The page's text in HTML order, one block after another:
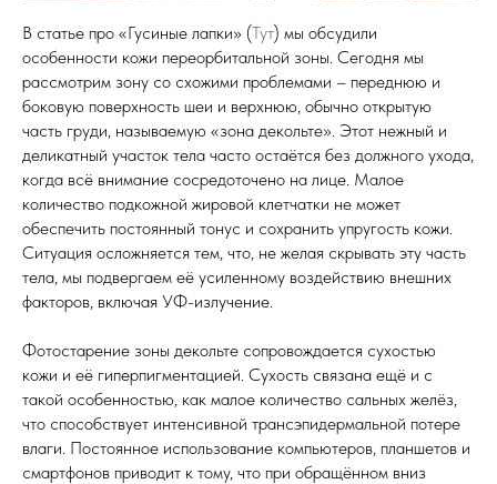
В статье про «Гусиные лапки» (Тут) мы обсудили
особенности кожи переорбитальной зоны. Сегодня мы
рассмотрим зону со схожими проблемами – переднюю и
боковую поверхность шеи и верхнюю, обычно открытую
часть груди, называемую «зона декольте». Этот нежный и
деликатный участок тела часто остаётся без должного ухода,
когда всё внимание сосредоточено на лице. Малое
количество подкожной жировой клетчатки не может
обеспечить постоянный тонус и сохранить упругость кожи.
Ситуация осложняется тем, что, не желая скрывать эту часть
тела, мы подвергаем её усиленному воздействию внешних
факторов, включая УФ-излучение.
Фотостарение зоны декольте сопровождается сухостью
кожи и её гиперпигментацией. Сухость связана ещё и с
такой особенностью, как малое количество сальных желёз,
что способствует интенсивной трансэпидермальной потере
влаги. Постоянное использование компьютеров, планшетов и
смартфонов приводит к тому, что при обращённом вниз